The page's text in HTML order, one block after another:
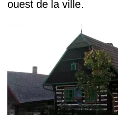
ouest de la ville.